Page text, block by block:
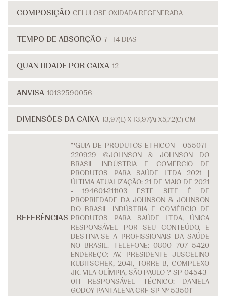
COMPOSIÇÃO CELULOSE OXIDADA REGENERADA
TEMPO DE ABSORÇÃO 7 - 14 DIAS
QUANTIDADE POR CAIXA 12
ANVISA 10132590056
DIMENSÕES DA CAIXA 13,97(L) X 13,97(A) X5,72(C) CM
REFERÊNCIAS
"¹GUIA DE PRODUTOS ETHICON - 055071-
220929 ©JOHNSON & JOHNSON DO
BRASIL INDÚSTRIA E COMÉRCIO DE
PRODUTOS PARA SAÚDE LTDA 2021 |
ÚLTIMA ATUALIZAÇÃO: 21 DE MAIO DE 2021
- 194601-211103 ESTE SITE É DE
PROPRIEDADE DA JOHNSON & JOHNSON
DO BRASIL INDÚSTRIA E COMÉRCIO DE
PRODUTOS PARA SAÚDE LTDA, ÚNICA
RESPONSÁVEL POR SEU CONTEÚDO, E
DESTINA-SE A PROFISSIONAIS DA SAÚDE
NO BRASIL. TELEFONE: 0800 707 5420
ENDEREÇO: AV. PRESIDENTE JUSCELINO
KUBITSCHEK, 2041, TORRE B, COMPLEXO
JK. VILA OLÍMPIA, SÃO PAULO ? SP 04543-
011 RESPONSÁVEL TÉCNICO: DANIELA
GODOY PANTALENA CRF-SP Nº 53501"